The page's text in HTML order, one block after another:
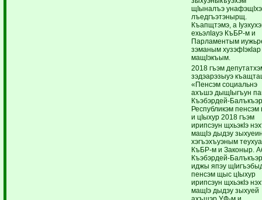
щIыналъэ
лъедгъэтэнырщ.
Къапщтэмэ, а
ехьэлIауэ КъБР-м и
Парламентым
зэманым хузэфIэкIар
мащIэкъым.
2018 гъэм
зэдэарэзыуэ
«Пенсэм социальнэ
ахъшэ дыщIыгъун
Къэбэрдей-
Республикэм
и цIыхур 2018 гъэм
ирипсэун щхьэкIэ
мащIэ дыдэу
хэгъэхъуэным
КъБР-м и Законыр.
Къэбэрдей-
иджы япэу
пенсэм щыс цIыхур
ирипсэун щхьэкIэ
мащIэ дыдэу зыхуей